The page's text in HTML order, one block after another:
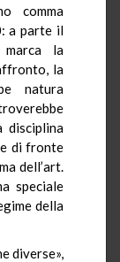
comma
a parte il
marca la
la
natura
disciplina
di fronte
dell’art.
speciale
della
diverse»,